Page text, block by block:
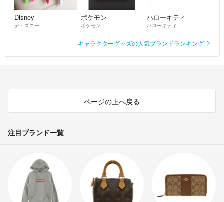
Disney
ディズニー
ポケモン
ポケモン
ハローキティ
ハローキティ
キャラクターグッズの人気ブランドランキング
ページの上へ戻る
注目ブランド一覧